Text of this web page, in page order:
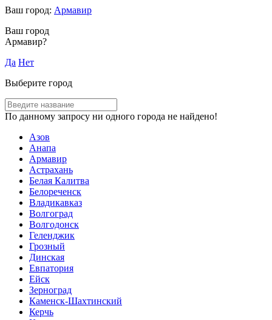
Ваш город: Армавир
Ваш город
Армавир?
Да Нет
Выберите город
По данному запросу ни одного города не найдено!
Азов
Анапа
Армавир
Астрахань
Белая Калитва
Белореченск
Владикавказ
Волгоград
Волгодонск
Геленджик
Грозный
Динская
Евпатория
Ейск
Зерноград
Каменск-Шахтинский
Керчь